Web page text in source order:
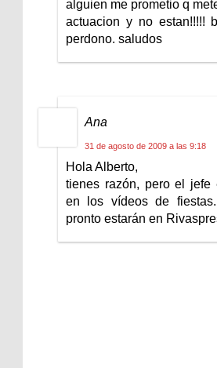
alguien me prometio q
actuacion y no estan!!!!!
perdono. saludos
Ana
31 de agosto de 2009 a las 9:18
Hola Alberto,
tienes razón, pero el jefe
en los vídeos de
pronto estarán en